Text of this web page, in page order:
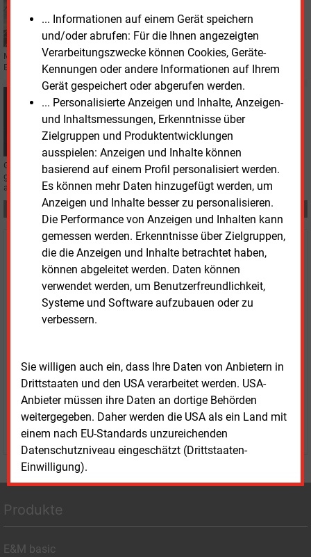
... Informationen auf einem Gerät speichern
und/oder abrufen: Für die Ihnen angezeigten
Verarbeitungszwecke können Cookies, Geräte-
Kennungen oder andere Informationen auf Ihrem
Gerät gespeichert oder abgerufen werden.
... Personalisierte Anzeigen und Inhalte, Anzeigen-
und Inhaltsmessungen, Erkenntnisse über
Zielgruppen und Produktentwicklungen
ausspielen: Anzeigen und Inhalte können
basierend auf einem Profil personalisiert werden.
Es können mehr Daten hinzugefügt werden, um
Anzeigen und Inhalte besser zu personalisieren.
Die Performance von Anzeigen und Inhalten kann
gemessen werden. Erkenntnisse über Zielgruppen,
die die Anzeigen und Inhalte betrachtet haben,
können abgeleitet werden. Daten können
verwendet werden, um Benutzerfreundlichkeit,
Systeme und Software aufzubauen oder zu
verbessern.
Sie willigen auch ein, dass Ihre Daten von Anbietern in
Drittstaaten und den USA verarbeitet werden. USA-
Anbieter müssen ihre Daten an dortige Behörden
weitergegeben. Daher werden die USA als ein Land mit
einem nach EU-Standards unzureichenden
Datenschutzniveau eingeschätzt (Drittstaaten-
Einwilligung).
Maxsolar und DB Energie schließen Hybrid-PPA
Maxsolar liefert DB Energie zehn Jahre Strom aus einem Solarpark mit
Batteriespeicher. Das Projekt Friedrichshof kommt ohne Förderung aus.
H2-PREISINDEX
Gestehungskosten weiter wechselhaft
Grüner Wasserstoff ist noch nicht marktreif. Wie sich der Preisvergleich zum
grauen Wasserstoff darstellt, zeigt der H2-Preisindex von Enervis und E&M
alle zwei Wochen.
Teilen:
Haben Sie Interesse an Content oder
Mehrfachzugängen für Ihr Unternehmen?
Sprechen Sie uns an, wenn Sie Fragen zur Nutzung von
E&M-Inhalten oder den verschiedenen Abonnement-
11-77 oder untervertrieb@energie-und-management.de
über Ihre Anfrage.
WEITERE INFORMATIONEN
Produkte
E&M basic